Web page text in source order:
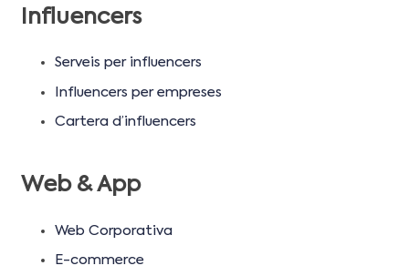
Influencers
Serveis per influencers
Influencers per empreses
Cartera d’influencers
Web & App
Web Corporativa
E-commerce